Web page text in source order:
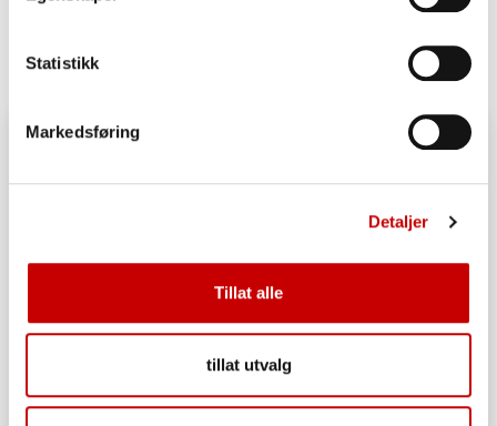
Statistikk
Markedsføring
Detaljer
Tillat alle
tillat utvalg